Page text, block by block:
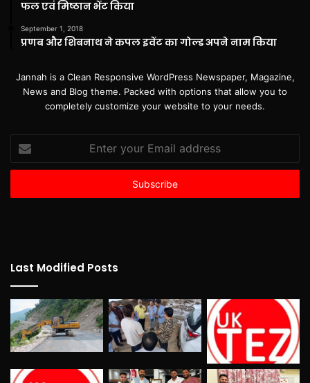
फल एवं मिष्ठान भेंट किया
September 1, 2018
प्रणब और शिबनाथ ने कपल इवेंट का गोल्ड अपने नाम किया
Jannah is a Clean Responsive WordPress Newspaper, Magazine,
News and Blog theme. Packed with options that allow you to
completely customize your website to your needs.
Enter
your
Email
Last Modified Posts